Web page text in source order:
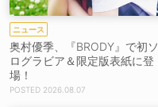
ニュース
奥村優季、『BRODY』で初ソ
ログラビア＆限定版表紙に登
場！
2026.08.07